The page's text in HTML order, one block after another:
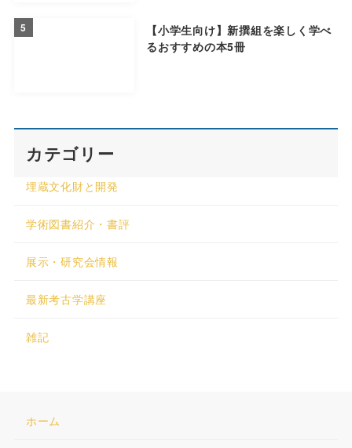
5
【小学生向け】新撰組を楽しく学べ
るおすすめの本5冊
カテゴリー
埋蔵文化財と開発
学術図書紹介・書評
展示・研究会情報
最新考古学講座
雑記
ホーム